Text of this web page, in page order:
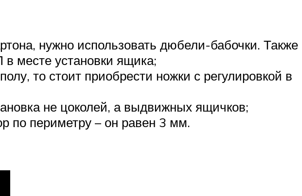
нужно использовать дюбели-бабочки. Также
в месте установки ящика;
то стоит приобрести ножки с регулировкой в
не цоколей, а выдвижных ящичков;
по периметру – он равен 3 мм.